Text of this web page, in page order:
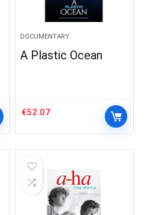
DOCUMENTARY
A Plastic Ocean
€52.07